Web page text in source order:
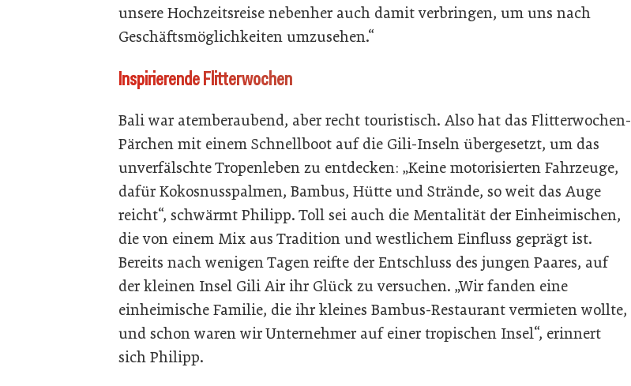
unsere Hochzeitsreise nebenher auch damit verbringen, um uns nach
Geschäftsmöglichkeiten umzusehen.“
Inspirierende Flitterwochen
Bali war atemberaubend, aber recht touristisch. Also hat das Flitterwochen-
Pärchen mit einem Schnellboot auf die Gili-Inseln übergesetzt, um das
unverfälschte Tropenleben zu entdecken: „Keine motorisierten Fahrzeuge,
dafür Kokosnusspalmen, Bambus, Hütte und Strände, so weit das Auge
reicht“, schwärmt Philipp. Toll sei auch die Mentalität der Einheimischen,
die von einem Mix aus Tradition und westlichem Einfluss geprägt ist.
Bereits nach wenigen Tagen reifte der Entschluss des jungen Paares, auf
der kleinen Insel Gili Air ihr Glück zu versuchen. „Wir fanden eine
einheimische Familie, die ihr kleines Bambus-Restaurant vermieten wollte,
und schon waren wir Unternehmer auf einer tropischen Insel“, erinnert
sich Philipp.